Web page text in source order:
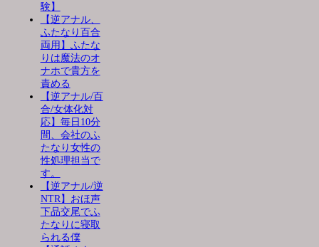
験】
【逆アナル、
ふたなり百合
両用】ふたな
りは魔法のオ
ナホで貴方を
責める
【逆アナル/百
合/女体化対
応】毎日10分
間、会社のふ
たなり女性の
性処理担当で
す。
【逆アナル/逆
NTR】おほ声
下品交尾でふ
たなりに寝取
られる僕